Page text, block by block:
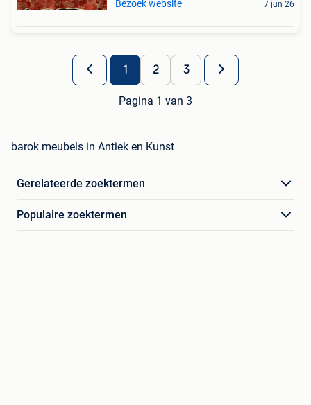
Bezoek website 7 jun 26
1 2 3
Pagina 1 van 3
barok meubels in Antiek en Kunst
Gerelateerde zoektermen
Populaire zoektermen